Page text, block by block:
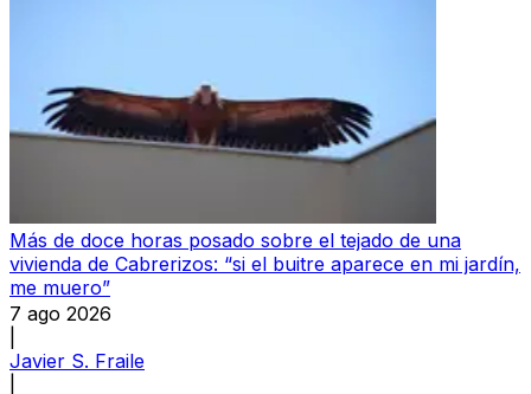
Más de doce horas posado sobre el tejado de una
vivienda de Cabrerizos: “si el buitre aparece en mi jardín,
me muero”
7 ago 2026
Javier S. Fraile